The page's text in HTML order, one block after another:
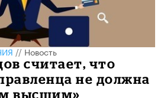
//Новость
считает, что
не должна
высшим»